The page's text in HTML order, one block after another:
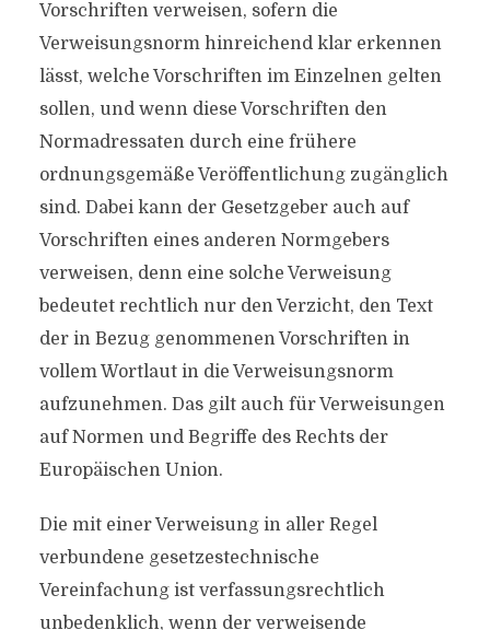
Vorschriften verweisen, sofern die
Verweisungsnorm hinreichend klar erkennen
lässt, welche Vorschriften im Einzelnen gelten
sollen, und wenn diese Vorschriften den
Normadressaten durch eine frühere
ordnungsgemäße Veröffentlichung zugänglich
sind. Dabei kann der Gesetzgeber auch auf
Vorschriften eines anderen Normgebers
verweisen, denn eine solche Verweisung
bedeutet rechtlich nur den Verzicht, den Text
der in Bezug genommenen Vorschriften in
vollem Wortlaut in die Verweisungsnorm
aufzunehmen. Das gilt auch für Verweisungen
auf Normen und Begriffe des Rechts der
Europäischen Union.
Die mit einer Verweisung in aller Regel
verbundene gesetzestechnische
Vereinfachung ist verfassungsrechtlich
unbedenklich, wenn der verweisende